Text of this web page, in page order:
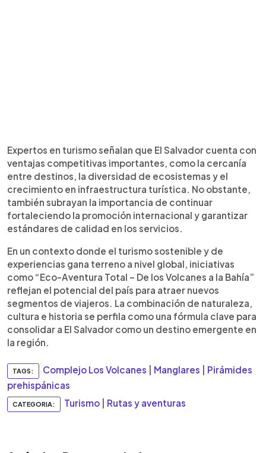
Expertos en turismo señalan que El Salvador cuenta con
ventajas competitivas importantes, como la cercanía
entre destinos, la diversidad de ecosistemas y el
crecimiento en infraestructura turística. No obstante,
también subrayan la importancia de continuar
fortaleciendo la promoción internacional y garantizar
estándares de calidad en los servicios.
En un contexto donde el turismo sostenible y de
experiencias gana terreno a nivel global, iniciativas
como “Eco-Aventura Total – De los Volcanes a la Bahía”
reflejan el potencial del país para atraer nuevos
segmentos de viajeros. La combinación de naturaleza,
cultura e historia se perfila como una fórmula clave para
consolidar a El Salvador como un destino emergente en
la región.
TAGS: Complejo Los Volcanes Manglares
Pirámides
prehispánicas
CATEGORIA: Turismo Rutas y aventuras